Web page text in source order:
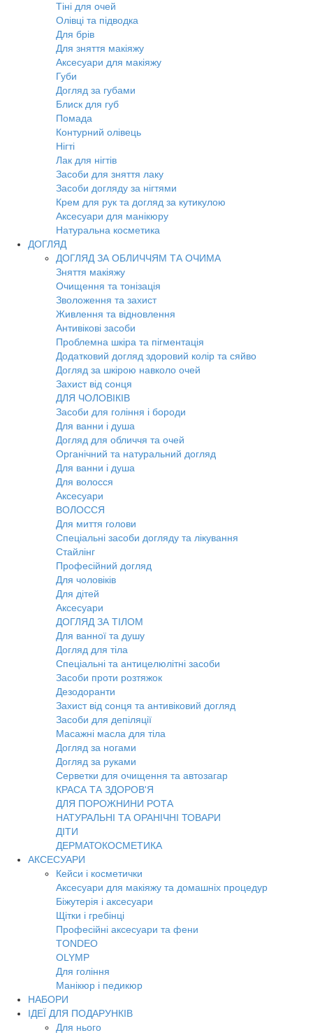
Тіні для очей
Олівці та підводка
Для брів
Для зняття макіяжу
Аксесуари для макіяжу
Губи
Догляд за губами
Блиск для губ
Помада
Контурний олівець
Нігті
Лак для нігтів
Засоби для зняття лаку
Засоби догляду за нігтями
Крем для рук та догляд за кутикулою
Аксесуари для манікюру
Натуральна косметика
ДОГЛЯД
ДОГЛЯД ЗА ОБЛИЧЧЯМ ТА ОЧИМА
Зняття макіяжу
Очищення та тонізація
Зволоження та захист
Живлення та відновлення
Антивікові засоби
Проблемна шкіра та пігментація
Додатковий догляд здоровий колір та сяйво
Догляд за шкірою навколо очей
Захист від сонця
ДЛЯ ЧОЛОВІКІВ
Засоби для гоління і бороди
Для ванни і душа
Догляд для обличчя та очей
Органічний та натуральний догляд
Для ванни і душа
Для волосся
Аксесуари
ВОЛОССЯ
Для миття голови
Спеціальні засоби догляду та лікування
Стайлінг
Професійний догляд
Для чоловіків
Для дітей
Аксесуари
ДОГЛЯД ЗА ТІЛОМ
Для ванної та душу
Догляд для тіла
Спеціальні та антицелюлітні засоби
Засоби проти розтяжок
Дезодоранти
Захист від сонця та антивіковий догляд
Засоби для депіляції
Масажні масла для тіла
Догляд за ногами
Догляд за руками
Серветки для очищення та автозагар
КРАСА ТА ЗДОРОВ'Я
ДЛЯ ПОРОЖНИНИ РОТА
НАТУРАЛЬНІ ТА ОРАНІЧНІ ТОВАРИ
ДІТИ
ДЕРМАТОКОСМЕТИКА
АКСЕСУАРИ
Кейси і косметички
Аксесуари для макіяжу та домашніх процедур
Біжутерія і аксесуари
Щітки і гребінці
Професійні аксесуари та фени
TONDEO
OLYMP
Для гоління
Манікюр і педикюр
НАБОРИ
ІДЕЇ ДЛЯ ПОДАРУНКІВ
Для нього